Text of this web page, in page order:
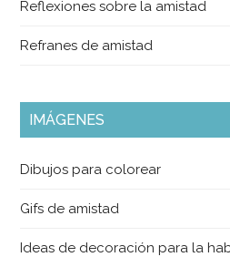
Reflexiones sobre la amistad
Refranes de amistad
IMÁGENES
Dibujos para colorear
Gifs de amistad
Ideas de decoración para la